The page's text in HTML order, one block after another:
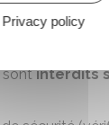
d'une
votre
sontinterdits
Privacy policy